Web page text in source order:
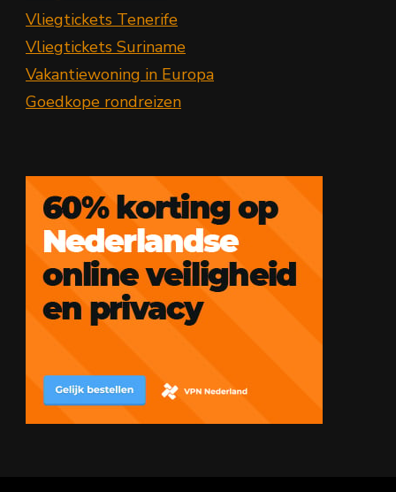
Vliegtickets Tenerife
Vliegtickets Suriname
Vakantiewoning in Europa
Goedkope rondreizen